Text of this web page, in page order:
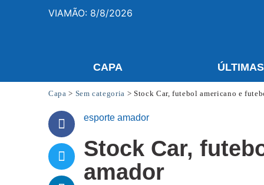
VIAMÃO: 8/8/2026
CAPA ÚLTIMAS
Capa > Sem categoria > Stock Car, futebol americano e
esporte amador
Stock Car,
amador